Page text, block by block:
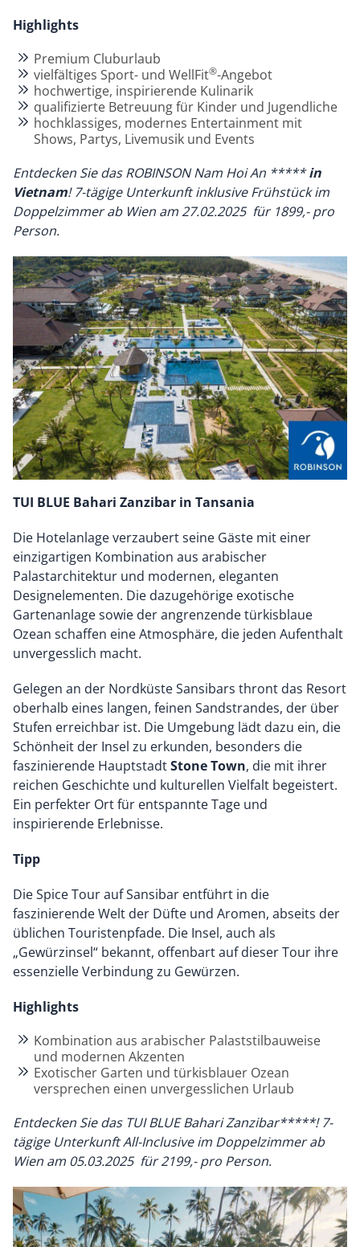
Highlights
Premium Cluburlaub
vielfältiges Sport- und WellFit®-Angebot
hochwertige, inspirierende Kulinarik
qualifizierte Betreuung für Kinder und Jugendliche
hochklassiges, modernes Entertainment mit
Shows, Partys, Livemusik und Events
Entdecken Sie das ROBINSON Nam Hoi An *****in
Vietnam! 7-tägige Unterkunft inklusive Frühstück im
Doppelzimmer ab Wien am 27.02.2025 für 1899,- pro
Person.
TUI BLUE Bahari Zanzibar in Tansania
Die Hotelanlage verzaubert seine Gäste mit einer
einzigartigen Kombination aus arabischer
Palastarchitektur und modernen, eleganten
Designelementen. Die dazugehörige exotische
Gartenanlage sowie der angrenzende türkisblaue
Ozean schaffen eine Atmosphäre, die jeden Aufenthalt
unvergesslich macht.
Gelegen an der Nordküste Sansibars thront das Resort
oberhalb eines langen, feinen Sandstrandes, der über
Stufen erreichbar ist. Die Umgebung lädt dazu ein, die
Schönheit der Insel zu erkunden, besonders die
faszinierende HauptstadtStone Town, die mit ihrer
reichen Geschichte und kulturellen Vielfalt begeistert.
Ein perfekter Ort für entspannte Tage und
inspirierende Erlebnisse.
Tipp
Die Spice Tour auf Sansibar entführt in die
faszinierende Welt der Düfte und Aromen, abseits der
üblichen Touristenpfade. Die Insel, auch als
„Gewürzinsel“ bekannt, offenbart auf dieser Tour ihre
essenzielle Verbindung zu Gewürzen.
Highlights
Kombination aus arabischer Palaststilbauweise
und modernen Akzenten
Exotischer Garten und türkisblauer Ozean
versprechen einen unvergesslichen Urlaub
Entdecken Sie das TUI BLUE Bahari Zanzibar*****! 7-
tägige Unterkunft All-Inclusive im Doppelzimmer ab
Wien am 05.03.2025 für 2199,- pro Person.